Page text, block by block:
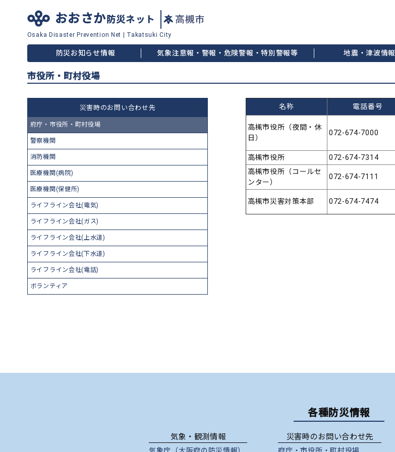
おおさか防災ネット
Osaka Disaster Prevention Net Takatsuki City
防災お知らせ情報 気象注意報・警報・危険警報・特別警報等 地震・津波情報
市役所・町村役場
災害時のお問い合わせ先
府庁・市役所・町村役場
警察機関
消防機関
医療機関(病院)
医療機関(保健所)
ライフライン会社(電気)
ライフライン会社(ガス)
ライフライン会社(上水道)
ライフライン会社(下水道)
ライフライン会社(電話)
ボランティア
名称 電話番号
高槻市役所（夜間・休
日）
072-674-7000
高槻市役所
072-674-7314
高槻市役所（コールセ
ンター）
072-674-7111
高槻市災害対策本部 072-674-7474
各種防災情報
気象・観測情報
気象庁（大阪府の防災情報）
災害時のお問い合わせ先
府庁 ・市役所 ・町村役場